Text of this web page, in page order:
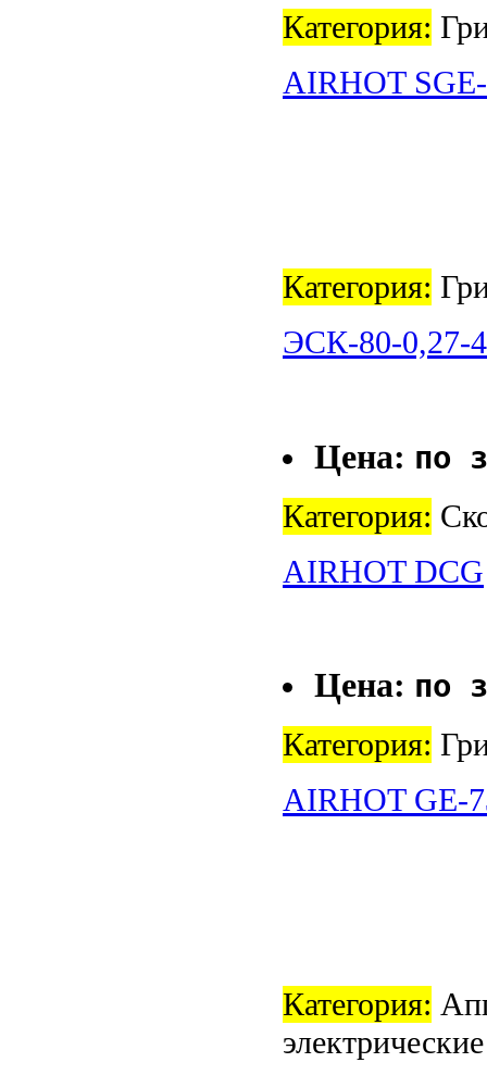
Категория:
AIRHOT
Категория:
ЭСК-80-0,27-
Цена: по
Категория:
AIRHOT DCG
Цена: по
Категория:
AIRHOT GE-
Категория:
электрические